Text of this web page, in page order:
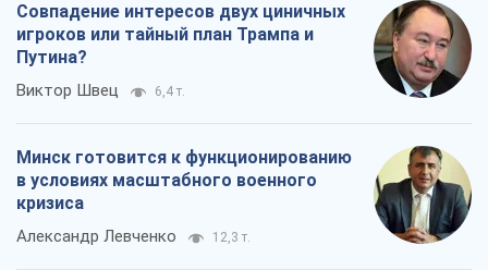
Совпадение интересов двух циничных
игроков или тайный план Трампа и
Путина?
Виктор Швец 6,4 т.
Минск готовится к функционированию
в условиях масштабного военного
кризиса
Александр Левченко 12,3 т.